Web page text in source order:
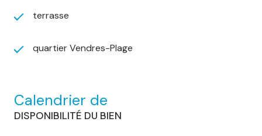
terrasse
quartier Vendres-Plage
Calendrier de
DISPONIBILITÉ DU BIEN